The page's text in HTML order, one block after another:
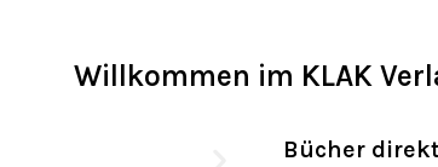
Willkommen im KLAK
Bücher